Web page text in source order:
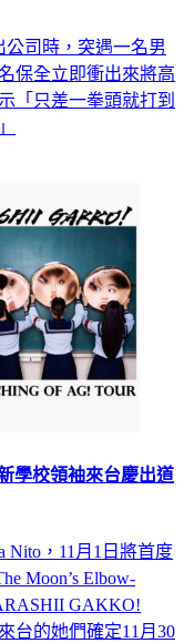
司時，突遇一名男
保全立即衝出來將高
「只差一拳頭就打到
學校領袖來台慶出道
Nito，11月1日將首度
Moon’s Elbow-
GAKKO!
台的她們確定11月30